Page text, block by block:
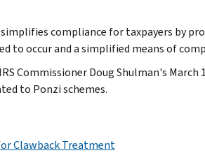
simplifies compliance for taxpayers by
to occur and a simplified means of
Commissioner Doug Shulman's March
to Ponzi schemes.
Clawback Treatment